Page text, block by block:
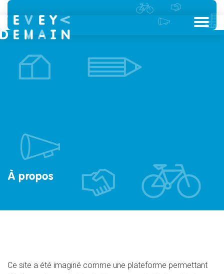
À propos
Ce site a été imaginé comme une plateforme permettant